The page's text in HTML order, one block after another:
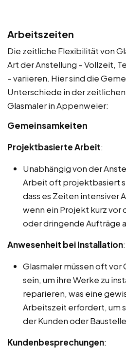
Arbeitszeiten
Die zeitliche Flexibilität von
Art der Anstellung – Vollzeit,
– variieren. Hier sind die
Unterschiede in der
Glasmaler in Appenweier:
Gemeinsamkeiten
Projektbasierte Arbeit:
Unabhängig von der
Arbeit oft projektbasiert
dass es Zeiten intensiver
wenn ein Projekt kurz vor
oder dringende Aufträge
Anwesenheit bei Installation:
Glasmaler müssen oft
sein, um ihre Werke zu
reparieren, was eine
Arbeitszeit erfordert, um
der Kunden oder
Kundenbesprechungen: